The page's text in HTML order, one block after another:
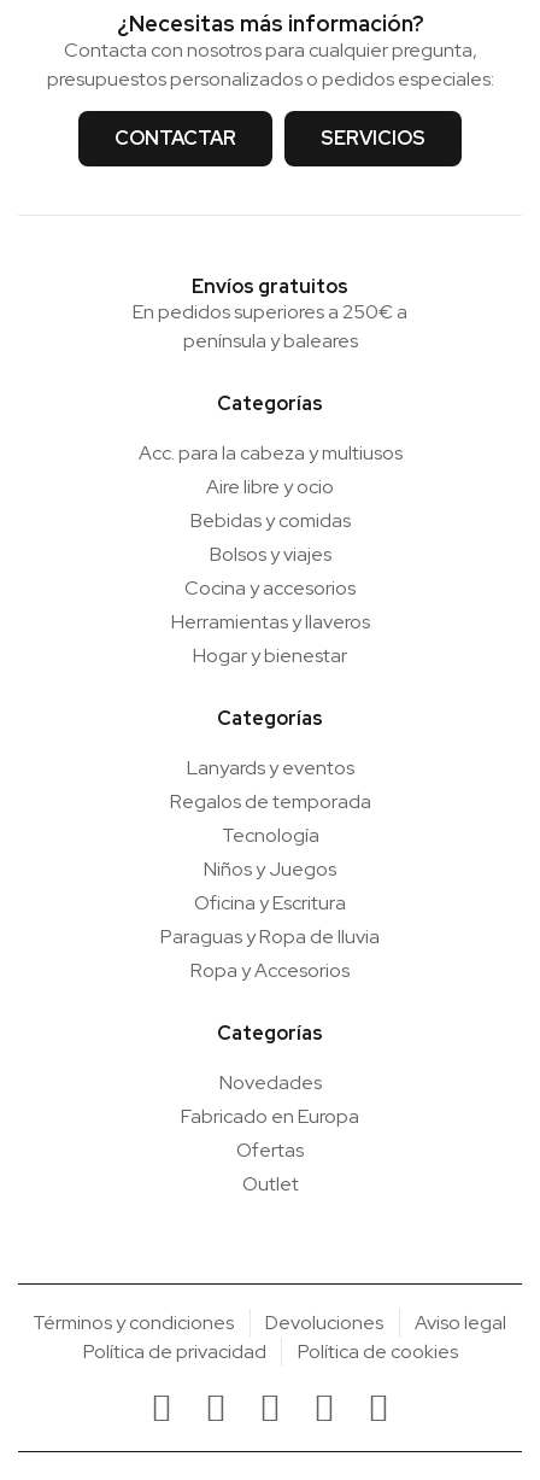
¿Necesitas más información?
Contacta con nosotros para cualquier pregunta,
presupuestos personalizados o pedidos especiales:
CONTACTAR SERVICIOS
Envíos gratuitos
En pedidos superiores a 250€ a
península y baleares
Categorías
Acc. para la cabeza y multiusos
Aire libre y ocio
Bebidas y comidas
Bolsos y viajes
Cocina y accesorios
Herramientas y llaveros
Hogar y bienestar
Categorías
Lanyards y eventos
Regalos de temporada
Tecnología
Niños y Juegos
Oficina y Escritura
Paraguas y Ropa de lluvia
Ropa y Accesorios
Categorías
Novedades
Fabricado en Europa
Ofertas
Outlet
Términos y condiciones Devoluciones
Aviso legal
Política de privacidad
Política de cookies